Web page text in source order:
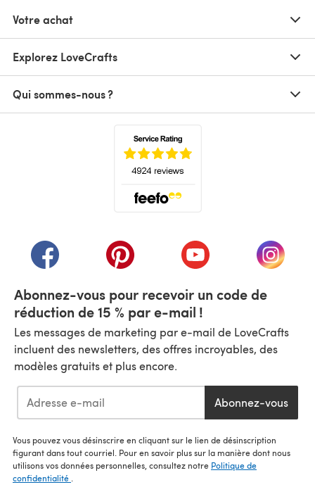
Votre achat
Explorez LoveCrafts
Qui sommes-nous ?
(s'ouvre dans un nouvel onglet)
(s'ouvre dans un nouvel onglet)
(s'ouvre dans un(s'ouvre
Abonnez-vous pour recevoir un code de
réduction de 15 % par e-mail !
Les messages de marketing par e-mail de LoveCrafts
incluent des newsletters, des offres incroyables, des
modèles gratuits et plus encore.
Abonnez-vous
Vous pouvez vous désinscrire en cliquant sur le lien de désinscription
figurant dans tout courriel. Pour en savoir plus sur la manière dont nous
utilisons vos données personnelles, consultez notre Politique de
confidentialité